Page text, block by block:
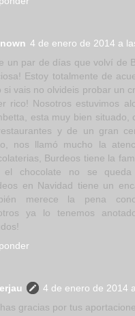
4 de enero de 2014 a
un par de días que volví de
Estoy totalmente de
si vais no olvideis probar un
rico! Nosotros estuvimos
esta muy bien situado,
y de un gran
nos llamó mucho la
Burdeos tiene la
el chocolate no se
en Navidad tiene un
merece la pena
ya lo tenemos
4 de enero de 2014
gracias por tus